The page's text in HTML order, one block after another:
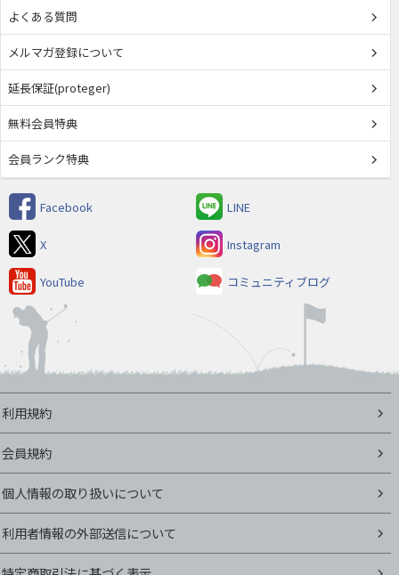
よくある質問
メルマガ登録について
延長保証(proteger)
無料会員特典
会員ランク特典
Facebook LINE
X Instagram
YouTube コミュニティブログ
利用規約
会員規約
個人情報の取り扱いについて
利用者情報の外部送信について